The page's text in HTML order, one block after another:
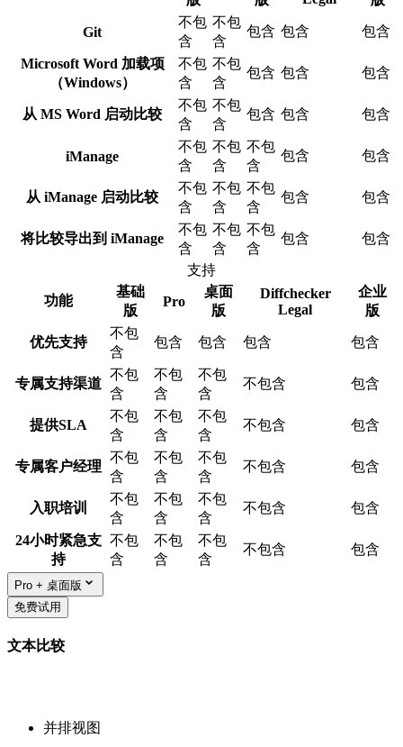
Git
不包
含
不包
含
包含 包含 包含
Microsoft Word 加载项
（Windows）
不包
含
不包
含
包含 包含 包含
从 MS Word 启动比较
不包
含
不包
含
包含 包含 包含
iManage
不包
含
不包
含
不包
含
包含 包含
从 iManage 启动比较
不包
含
不包
含
不包
含
包含 包含
将比较导出到 iManage
不包
含
不包
含
不包
含
包含 包含
支持
功能
基础
版
Pro
桌面
版
Diffchecker
Legal
企业
版
优先支持
不包
含
包含 包含 包含 包含
专属支持渠道
不包
含
不包
含
不包
含
不包含 包含
提供SLA
不包
含
不包
含
不包
含
不包含 包含
专属客户经理
不包
含
不包
含
不包
含
不包含 包含
入职培训
不包
含
不包
含
不包
含
不包含 包含
24小时紧急支
持
不包
含
不包
含
不包
含
不包含 包含
Pro + 桌面版
免费试用
文本比较
并排视图